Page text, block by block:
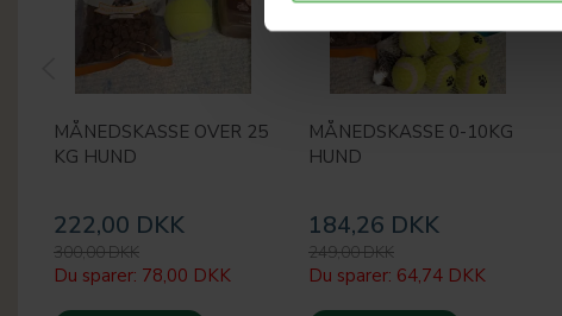
MÅNEDSKASSE OVER 25
KG HUND
222,00 DKK
300,00 DKK
Du sparer: 78,00 DKK
MÅNEDSKASSE 0-10KG
HUND
184,26 DKK
249,00 DKK
Du sparer: 64,74 DKK